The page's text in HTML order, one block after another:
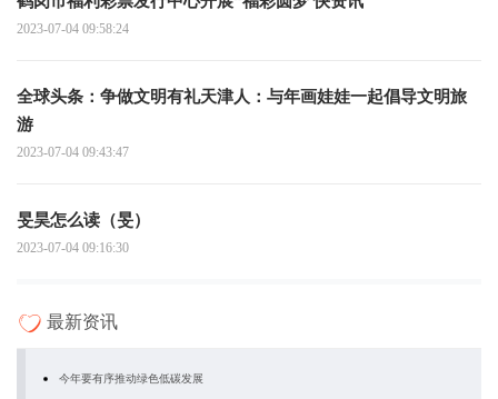
2023-07-04 09:58:24
全球头条：争做文明有礼天津人：与年画娃娃一起倡导文明旅
游
2023-07-04 09:43:47
旻昊怎么读（旻）
2023-07-04 09:16:30
最新资讯
今年要有序推动绿色低碳发展